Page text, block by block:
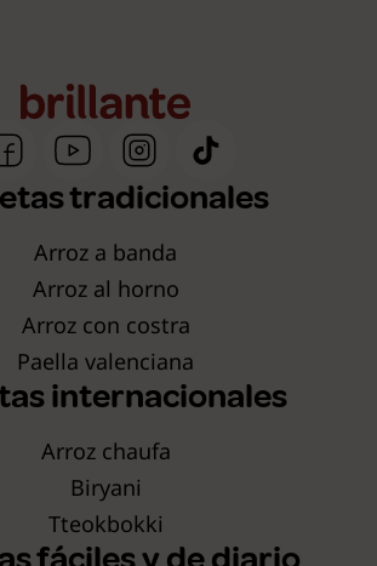
tradicionales
Arroz a banda
Arroz al horno
Arroz con costra
Paella valenciana
internacionales
Arroz chaufa
Biryani
Tteokbokki